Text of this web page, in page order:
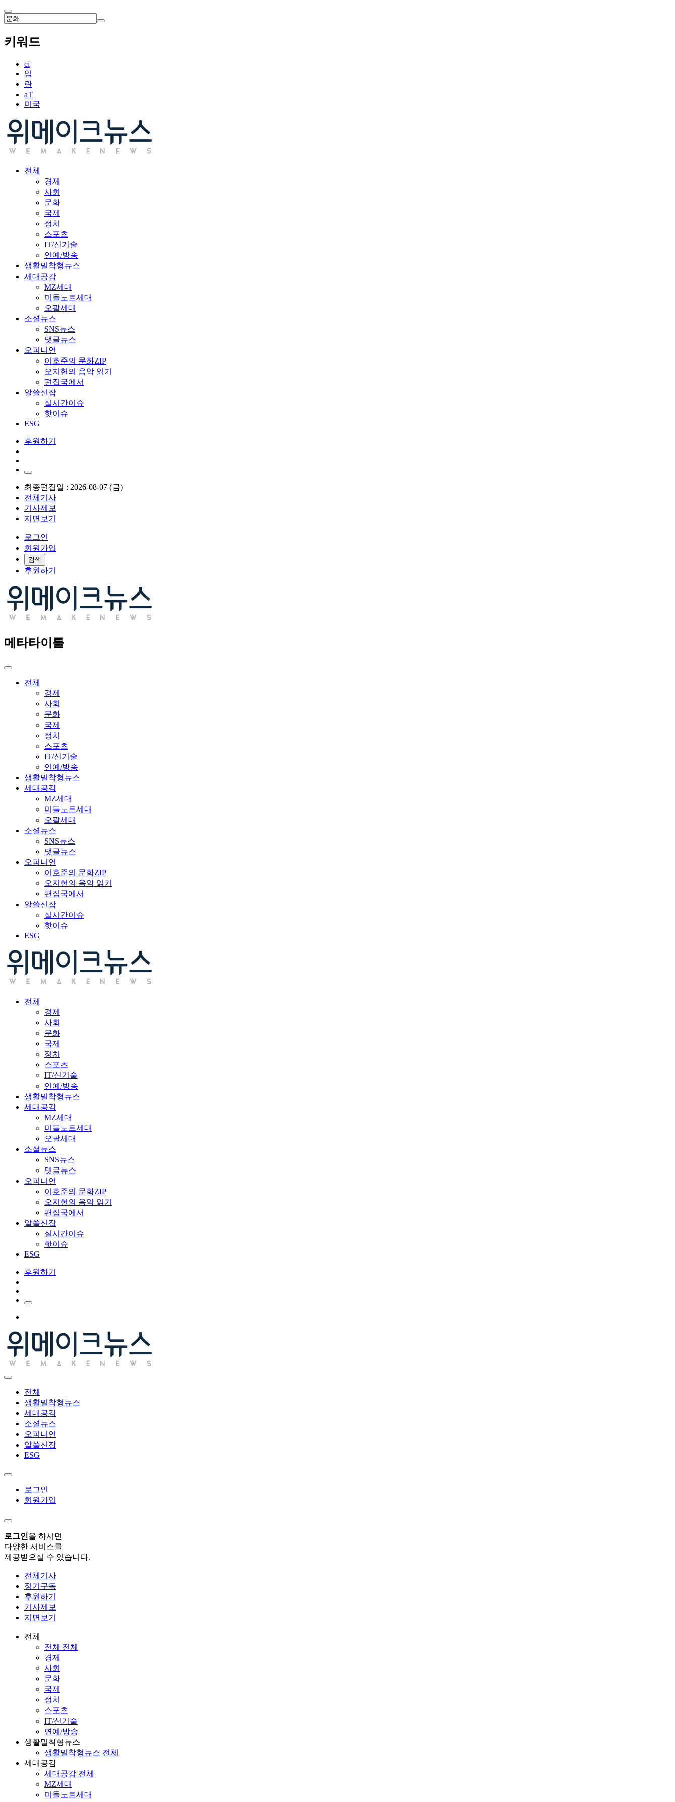
키워드
ci
입
란
aT
미국
전체
경제
사회
문화
국제
정치
스포츠
IT/신기술
연예/방송
생활밀착형뉴스
세대공감
MZ세대
미들노트세대
오팔세대
소셜뉴스
SNS뉴스
댓글뉴스
오피니언
이호준의 문화ZIP
오지헌의 음악 읽기
편집국에서
알쓸신잡
실시간이슈
핫이슈
ESG
후원하기
최종편집일 : 2026-08-07 (금)
전체기사
기사제보
지면보기
로그인
회원가입
검색
후원하기
메타타이틀
전체
경제
사회
문화
국제
정치
스포츠
IT/신기술
연예/방송
생활밀착형뉴스
세대공감
MZ세대
미들노트세대
오팔세대
소셜뉴스
SNS뉴스
댓글뉴스
오피니언
이호준의 문화ZIP
오지헌의 음악 읽기
편집국에서
알쓸신잡
실시간이슈
핫이슈
ESG
전체
경제
사회
문화
국제
정치
스포츠
IT/신기술
연예/방송
생활밀착형뉴스
세대공감
MZ세대
미들노트세대
오팔세대
소셜뉴스
SNS뉴스
댓글뉴스
오피니언
이호준의 문화ZIP
오지헌의 음악 읽기
편집국에서
알쓸신잡
실시간이슈
핫이슈
ESG
후원하기
전체
생활밀착형뉴스
세대공감
소셜뉴스
오피니언
알쓸신잡
ESG
로그인
회원가입
로그인을 하시면
다양한 서비스를
제공받으실 수 있습니다.
전체기사
정기구독
후원하기
기사제보
지면보기
전체
전체 전체
경제
사회
문화
국제
정치
스포츠
IT/신기술
연예/방송
생활밀착형뉴스
생활밀착형뉴스 전체
세대공감
세대공감 전체
MZ세대
미들노트세대